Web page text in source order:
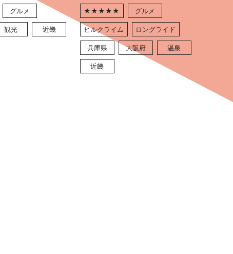
グルメ
観光 近畿
★★★★★ グルメ
ヒルクライム ロングライド
兵庫県 大阪府 温泉
近畿